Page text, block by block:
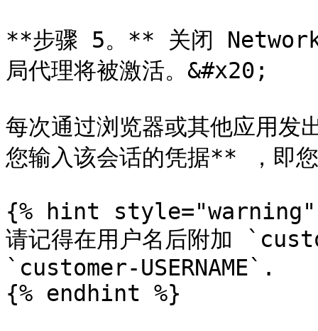
**步骤 5。** 关闭 Network
局代理将被激活。&#x20;
每次通过浏览器或其他应用
您输入该会话的凭据** ，即
{% hint style="warning"
请记得在用户名后附加
`customer-USERNAME`.
{% endhint %}